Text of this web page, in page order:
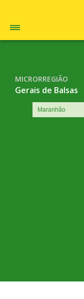
MICRORREGIÃO
Gerais de Balsas